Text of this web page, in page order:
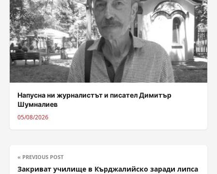
Напусна ни журналистът и писател Димитър
Шумналиев
05/08/2026
« PREVIOUS POST
Закриват училище в Кърджалийско заради липса